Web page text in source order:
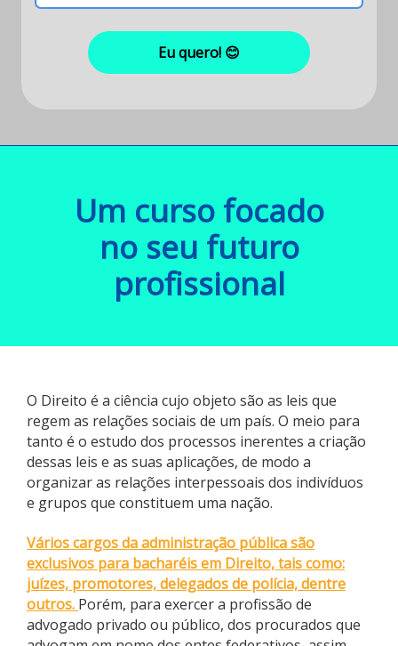
Eu quero! 😊
Um curso focado
no seu futuro
profissional
O Direito é a ciência cujo objeto são as leis que
regem as relações sociais de um país. O meio para
tanto é o estudo dos processos inerentes a criação
dessas leis e as suas aplicações, de modo a
organizar as relações interpessoais dos indivíduos
e grupos que constituem uma nação.
Vários cargos da administração pública são
exclusivos para bacharéis em Direito, tais como:
juízes, promotores, delegados de polícia, dentre
outros. Porém, para exercer a profissão de
advogado privado ou público, dos procurados que